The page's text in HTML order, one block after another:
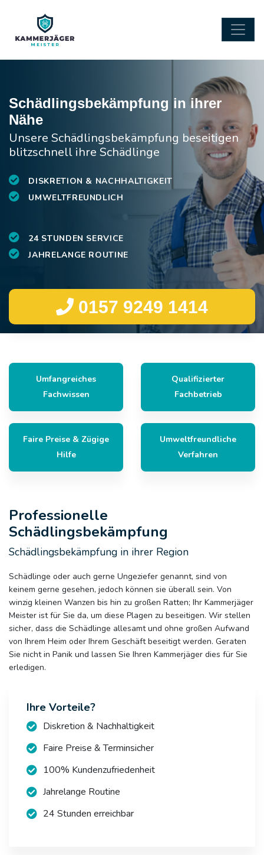
Schädlingsbekämpfung in ihrer
Nähe
Unsere Schädlingsbekämpfung beseitigen
blitzschnell ihre Schädlinge
DISKRETION & NACHHALTIGKEIT
UMWELTFREUNDLICH
24 STUNDEN SERVICE
JAHRELANGE ROUTINE
0157 9249 1414
Umfangreiches
Fachwissen
Qualifizierter
Fachbetrieb
Faire Preise & Zügige
Hilfe
Umweltfreundliche
Verfahren
Professionelle
Schädlingsbekämpfung
Schädlingsbekämpfung in ihrer Region
Schädlinge oder auch gerne Ungeziefer genannt, sind von
keinem gerne gesehen, jedoch können sie überall sein. Von
winzig kleinen Wanzen bis hin zu großen Ratten; Ihr Kammerjäger
Meister ist für Sie da, um diese Plagen zu beseitigen. Wir stellen
sicher, dass die Schädlinge allesamt und ohne großen Aufwand
von Ihrem Heim oder Ihrem Geschäft beseitigt werden. Geraten
Sie nicht in Panik und lassen Sie Ihren Kammerjäger dies für Sie
erledigen.
Ihre Vorteile?
Diskretion & Nachhaltigkeit
Faire Preise & Terminsicher
100% Kundenzufriedenheit
Jahrelange Routine
24 Stunden erreichbar